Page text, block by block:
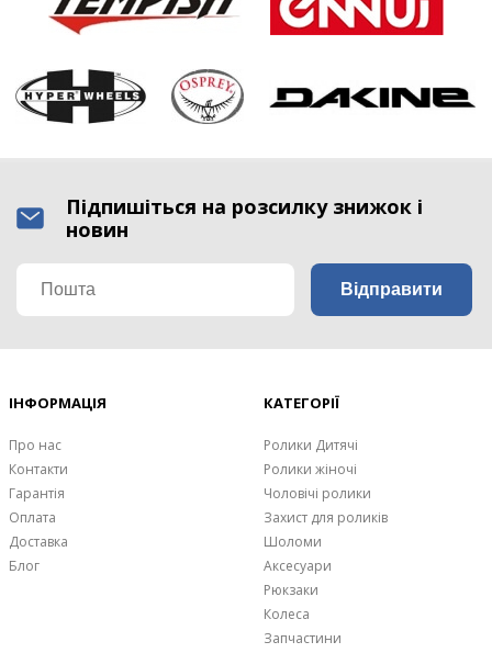
Підпишіться на розсилку знижок і
новин
ІНФОРМАЦІЯ
Про нас
Контакти
Гарантія
Оплата
Доставка
Блог
КАТЕГОРІЇ
Ролики Дитячі
Ролики жіночі
Чоловічі ролики
Захист для роликів
Шоломи
Аксесуари
Рюкзаки
Колеса
Запчастини